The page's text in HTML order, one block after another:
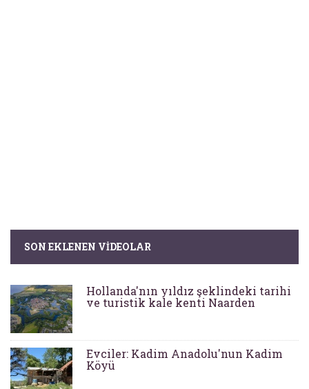
SON EKLENEN VIDEOLAR
Hollanda'nın yıldız şeklindeki tarihi
ve turistik kale kenti Naarden
Evciler: Kadim Anadolu'nun Kadim
Köyü